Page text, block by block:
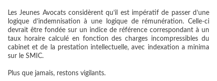
Les Jeunes Avocats considèrent qu’il est impératif de passer d’une
logique d’indemnisation à une logique de rémunération. Celle-ci
devrait être fondée sur un indice de référence correspondant à un
taux horaire calculé en fonction des charges incompressibles du
cabinet et de la prestation intellectuelle, avec indexation a minima
sur le SMIC.
Plus que jamais, restons vigilants.